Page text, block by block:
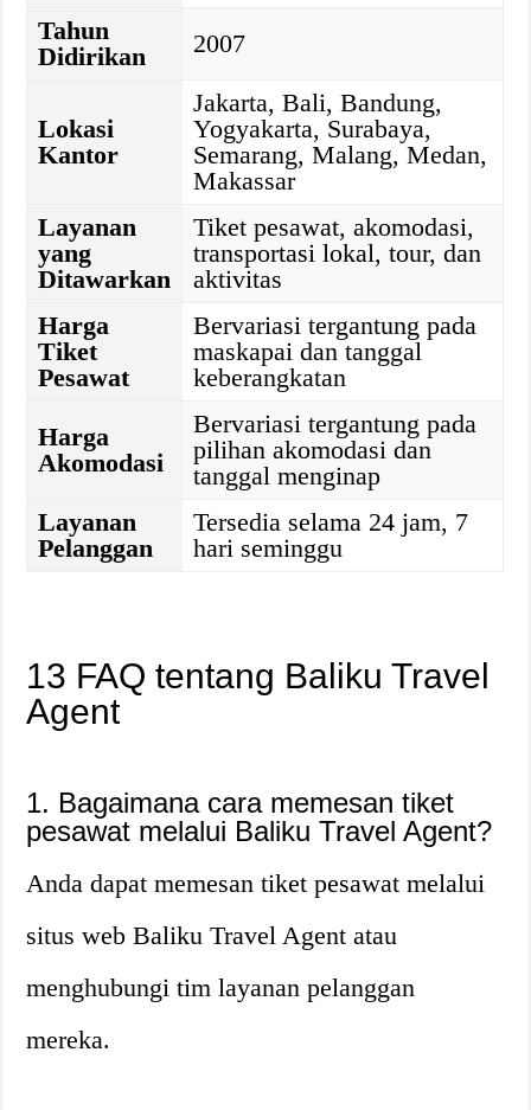
Tahun
Didirikan
2007
Lokasi
Kantor
Jakarta, Bali, Bandung,
Yogyakarta, Surabaya,
Semarang, Malang, Medan,
Makassar
Layanan
yang
Ditawarkan
Tiket pesawat, akomodasi,
transportasi lokal, tour, dan
aktivitas
Harga
Tiket
Pesawat
Bervariasi tergantung pada
maskapai dan tanggal
keberangkatan
Harga
Akomodasi
Bervariasi tergantung pada
pilihan akomodasi dan
tanggal menginap
Layanan
Pelanggan
Tersedia selama 24 jam, 7
hari seminggu
13 FAQ tentang Baliku Travel
Agent
1. Bagaimana cara memesan tiket
pesawat melalui Baliku Travel Agent?
Anda dapat memesan tiket pesawat melalui
situs web Baliku Travel Agent atau
menghubungi tim layanan pelanggan
mereka.